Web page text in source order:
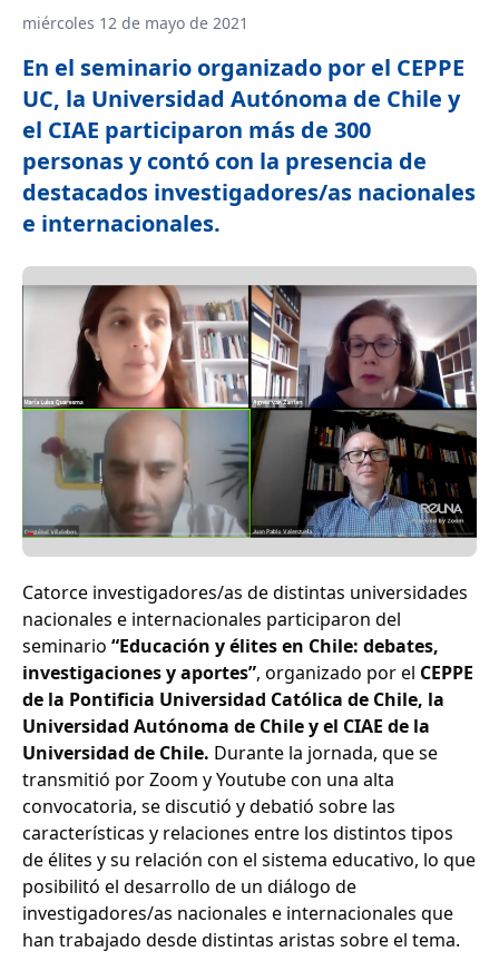
miércoles 12 de mayo de 2021
En el seminario organizado por el CEPPE
UC, la Universidad Autónoma de Chile y
el CIAE participaron más de 300
personas y contó con la presencia de
destacados investigadores/as nacionales
e internacionales.
Catorce investigadores/as de distintas universidades
nacionales e internacionales participaron del
seminario “Educación y élites en Chile: debates,
investigaciones y aportes”, organizado por el CEPPE
de la Pontificia Universidad Católica de Chile, la
Universidad Autónoma de Chile y el CIAE de la
Universidad de Chile. Durante la jornada, que se
transmitió por Zoom y Youtube con una alta
convocatoria, se discutió y debatió sobre las
características y relaciones entre los distintos tipos
de élites y su relación con el sistema educativo, lo que
posibilitó el desarrollo de un diálogo de
investigadores/as nacionales e internacionales que
han trabajado desde distintas aristas sobre el tema.